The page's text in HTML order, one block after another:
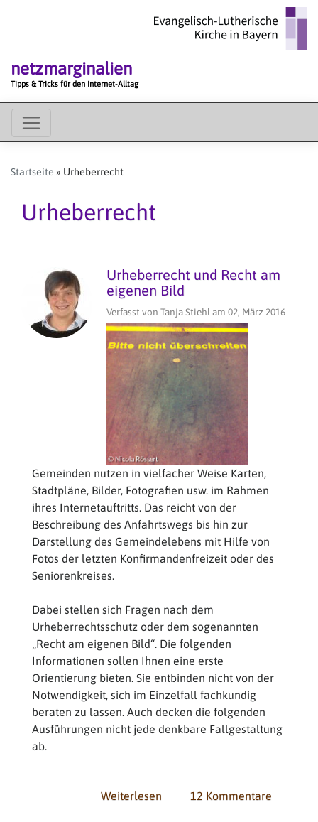
netzmarginalien
Tipps & Tricks für den Internet-Alltag
MAIN
MENU
Startseite Urheberrecht
Urheberrecht
Urheberrecht und Recht am
eigenen Bild
Verfasst von Tanja Stiehl am 02, März 2016
Gemeinden nutzen in vielfacher Weise Karten,
Stadtpläne, Bilder, Fotografien usw. im Rahmen
ihres Internetauftritts. Das reicht von der
Beschreibung des Anfahrtswegs bis hin zur
Darstellung des Gemeindelebens mit Hilfe von
Fotos der letzten Konfirmandenfreizeit oder des
Seniorenkreises.
Dabei stellen sich Fragen nach dem
Urheberrechtsschutz oder dem sogenannten
„Recht am eigenen Bild“. Die folgenden
Informationen sollen Ihnen eine erste
Orientierung bieten. Sie entbinden nicht von der
Notwendigkeit, sich im Einzelfall fachkundig
beraten zu lassen. Auch decken die folgenden
Ausführungen nicht jede denkbare Fallgestaltung
ab.
Weiterlesen 12 Kommentare